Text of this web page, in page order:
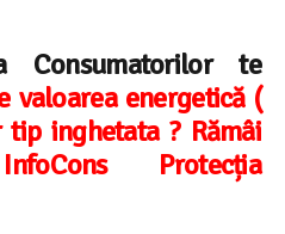
Consumatorilor te
valoarea energetică (
inghetata ? Rămâi
Protecția